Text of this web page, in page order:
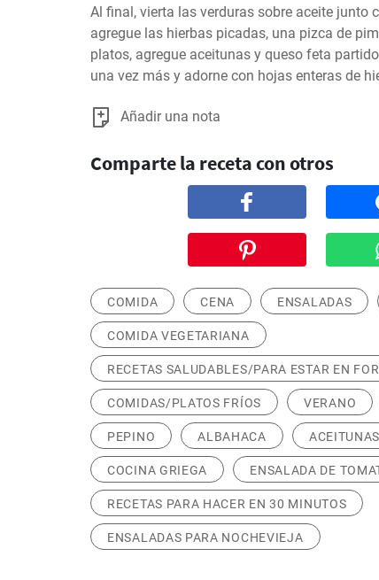
Al final, vierta las verduras sobre aceite junto
agregue las hierbas picadas, una pizca de
platos, agregue aceitunas y queso feta
una vez más y adorne con hojas enteras de
Añadir una nota
Comparte la receta con otros
COMIDA CENA ENSALADAS
COMIDA VEGETARIANA
RECETAS SALUDABLES/PARA ESTAR EN
COMIDAS/PLATOS FRÍOS VERANO
PEPINO ALBAHACA ACEITUNAS
COCINA GRIEGA ENSALADA DE
RECETAS PARA HACER EN 30 MINUTOS
ENSALADAS PARA NOCHEVIEJA